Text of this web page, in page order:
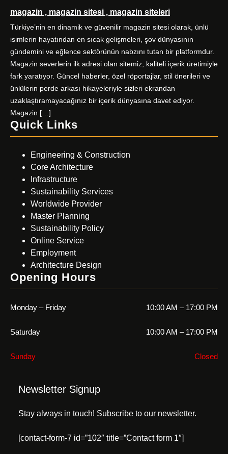
magazin , magazin sitesi , magazin siteleri
Türkiye’nin en dinamik ve güvenilir magazin sitesi olarak, ünlü
isimlerin hayatından en sıcak gelişmeleri, şov dünyasının
gündemini ve eğlence sektörünün nabzını tutan bir platformdur.
Magazin severlerin ilk adresi olan sitemiz, kaliteli içerik üretimiyle
fark yaratıyor. Güncel haberler, özel röportajlar, stil önerileri ve
ünlülerin perde arkası hikayeleriyle sizleri ekrandan
uzaklaştıramayacağınız bir içerik dünyasına davet ediyor.
Magazin […]
Quick Links
Engineering & Construction
Core Architecture
Infrastructure
Sustainability Services
Worldwide Provider
Master Planning
Sustainability Policy
Online Service
Employment
Architecture Design
Opening Hours
Monday – Friday 10:00 AM – 17:00 PM
Saturday 10:00 AM – 17:00 PM
Sunday Closed
Newsletter Signup
Stay always in touch! Subscribe to our newsletter.
[contact-form-7 id=”102″ title=”Contact form 1″]